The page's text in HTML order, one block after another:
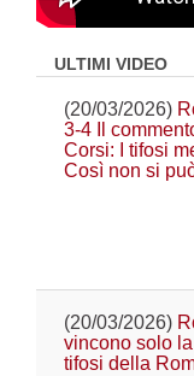
ULTIMI VIDEO
(20/03/2026)
3-4 Il
Corsi: I tifosi
Così non si
(20/03/2026)
vincono solo
tifosi della